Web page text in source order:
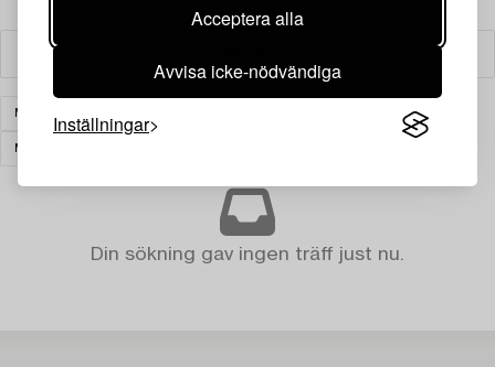
Acceptera alla
Avvisa icke-nödvändiga
Inställningar
MÖBLER
MÖBLER OCH KONSTHANTVERK
Din sökning gav ingen träff just nu.